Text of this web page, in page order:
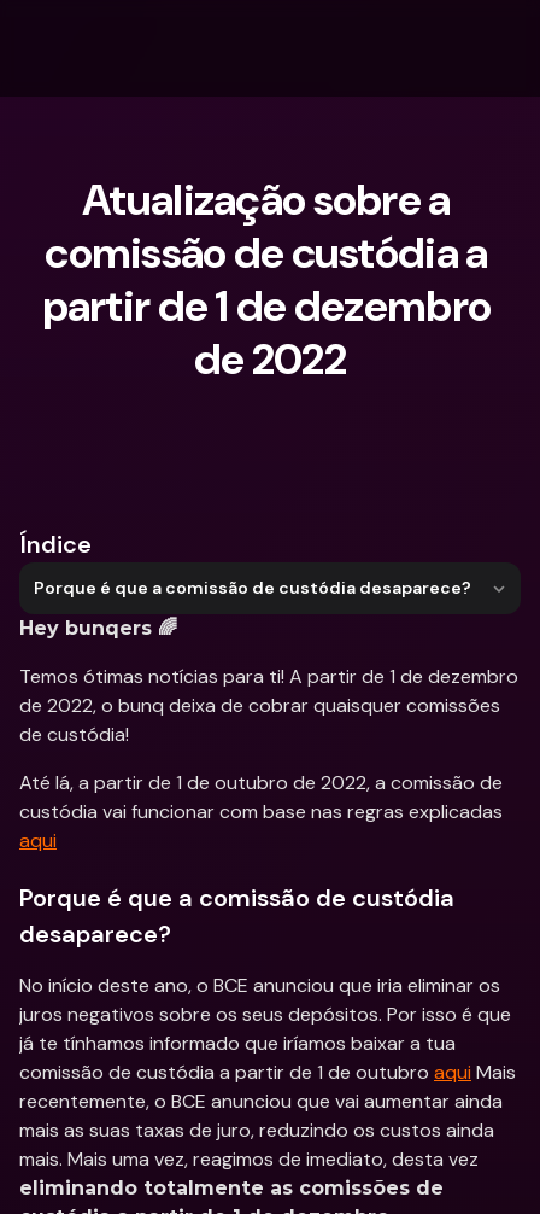
Atualização sobre a
comissão de custódia a
partir de 1 de dezembro
de 2022
Índice
Porque é que a comissão de custódia desaparece?
Hey bunqers 🌈
Temos ótimas notícias para ti! A partir de 1 de dezembro
de 2022, o bunq deixa de cobrar quaisquer comissões
de custódia!
Até lá, a partir de 1 de outubro de 2022, a comissão de
aqui
Porque é que a comissão de custódia
desaparece?
No início deste ano, o BCE anunciou que iria eliminar os
juros negativos sobre os seus depósitos. Por isso é que
já te tínhamos informado que iríamos baixar a tua
comissão de custódia a partir de 1 de outubro aqui Mais
recentemente, o BCE anunciou que vai aumentar ainda
mais as suas taxas de juro, reduzindo os custos ainda
eliminando totalmente as comissões de